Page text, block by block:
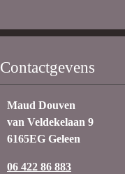
Contactgevens
Maud Douven
van Veldekelaan 9
6165EG Geleen
06 422 86 883